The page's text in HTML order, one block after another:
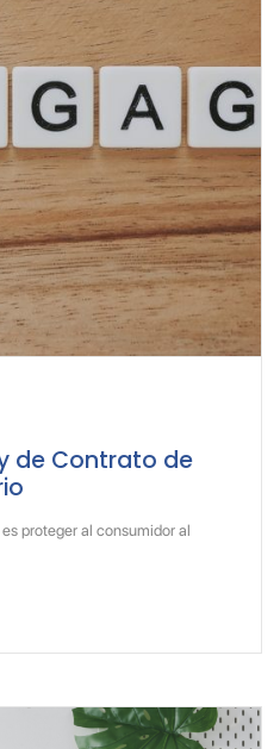
de Contrato de
proteger al consumidor al